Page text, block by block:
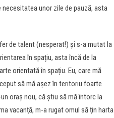
unor zile de pauză, asta
de talent (nesperat!) și s-a mutat la
în spațiu, asta încă de la
orientată în spațiu. Eu, care mă
să mă așez în teritoriu foarte
oraș nou, că știu să mă întorc la
vacanță, m-a rugat omul să țin harta